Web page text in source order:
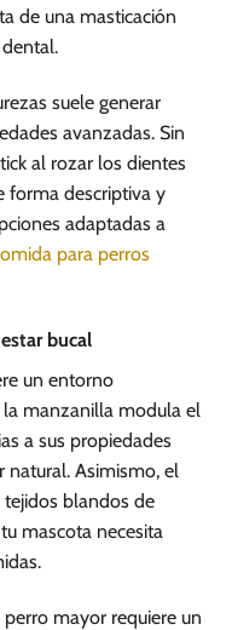
de una masticación
suele generar
avanzadas. Sin
al rozar los dientes
forma descriptiva y
adaptadas a
para perros
bucal
un entorno
manzanilla modula el
a sus propiedades
natural. Asimismo, el
blandos de
mascota necesita
mayor requiere un